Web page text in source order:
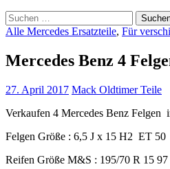
Suchen
nach:
Alle Mercedes Ersatzteile, Für
Mercedes Benz 4
27. April 2017 Mack Oldtimer Teile
Verkaufen 4 Mercedes Benz Felgen
Felgen Größe : 6,5 J x 15 H2 ET 50
Reifen Größe M&S : 195/70 R 15